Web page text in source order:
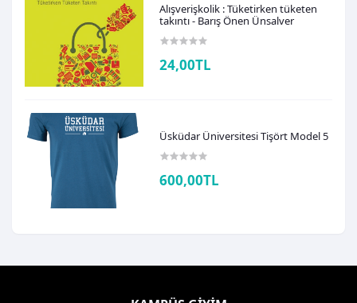
Alışverişkolik : Tüketirken tüketen
takıntı - Barış Önen Ünsalver
24,00TL
Üsküdar Üniversitesi Tişört Model 5
600,00TL